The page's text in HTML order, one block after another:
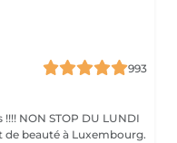
993
NON STOP DU LUNDI